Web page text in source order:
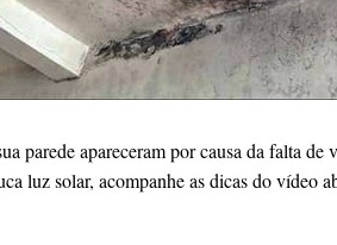
parede apareceram por causa da falta
luz solar, acompanhe as dicas do vídeo